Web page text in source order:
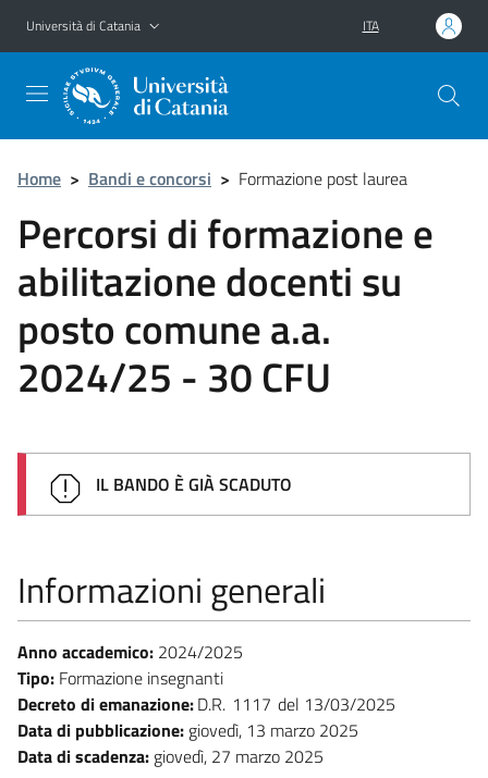
Vai al contenuto principale
Vai al menu di navigazione
Università di Catania ITA
Home > Bandi e concorsi > Formazione post laurea
Percorsi di formazione e
abilitazione docenti su
posto comune a.a.
2024/25 - 30 CFU
IL BANDO È GIÀ SCADUTO
Informazioni generali
Anno accademico: 2024/2025
Tipo: Formazione insegnanti
Decreto di emanazione:D.R. 1117
13/03/2025
Data di pubblicazione: giovedì, 13 marzo 2025
Data di scadenza: giovedì, 27 marzo 2025